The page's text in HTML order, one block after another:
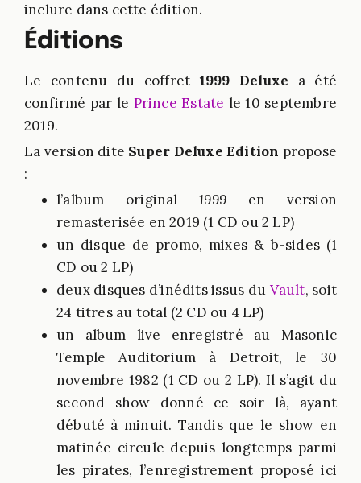
inclure dans cette édition.
Éditions
Le contenu du coffret 1999 Deluxe a été
confirmé par le Prince Estate le 10 septembre
2019.
La version dite Super Deluxe Edition propose
:
l’album original1999 en version
remasterisée en 2019 (1 CD ou 2 LP)
un disque de promo, mixes & b-sides (1
CD ou 2 LP)
deux disques d’inédits issus du Vault, soit
24 titres au total (2 CD ou 4 LP)
un album live enregistré au Masonic
Temple Auditorium à Detroit, le 30
novembre 1982 (1 CD ou 2 LP). Il s’agit du
second show donné ce soir là, ayant
débuté à minuit. Tandis que le show en
matinée circule depuis longtemps parmi
les pirates, l’enregistrement proposé ici